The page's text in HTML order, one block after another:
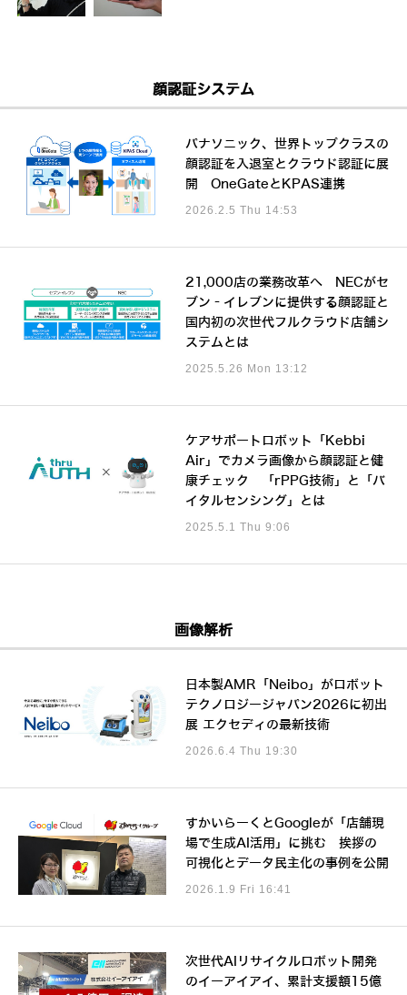
顔認証システム
パナソニック、世界トップクラスの
顔認証を入退室とクラウド認証に展
開 OneGateとKPAS連携
2026.2.5 Thu 14:53
21,000店の業務改革へ NECがセ
ブン‐イレブンに提供する顔認証と
国内初の次世代フルクラウド店舗シ
ステムとは
2025.5.26 Mon 13:12
ケアサポートロボット「Kebbi
Air」でカメラ画像から顔認証と健
康チェック 「rPPG技術」と「バ
イタルセンシング」とは
2025.5.1 Thu 9:06
画像解析
日本製AMR「Neibo」がロボット
テクノロジージャパン2026に初出
展 エクセディの最新技術
2026.6.4 Thu 19:30
すかいらーくとGoogleが「店舗現
場で生成AI活用」に挑む 挨拶の
可視化とデータ民主化の事例を公開
2026.1.9 Fri 16:41
次世代AIリサイクルロボット開発
のイーアイアイ、累計支援額15億